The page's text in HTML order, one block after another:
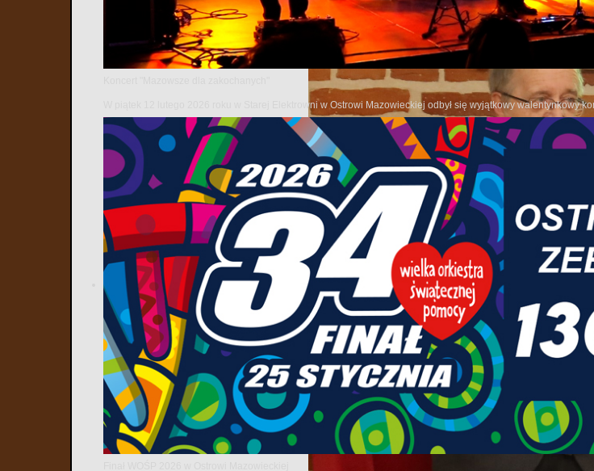
W piątek 12 lutego 2026 roku w Starej Elektrowni w Ostrowi Mazowieckiej odbył się wyjątkowy walentynkowy